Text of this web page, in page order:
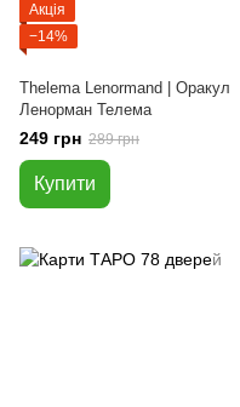
Акція
−14%
Thelema Lenormand | Оракул
Ленорман Телема
249 грн 289 грн
Купити